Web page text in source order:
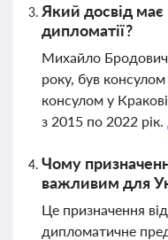
Який досвід
дипломатії?
Михайло
року, був
консулом у
з 2015 по 2022 рік.
Чому
важливим для
Це призначення
дипломатичне